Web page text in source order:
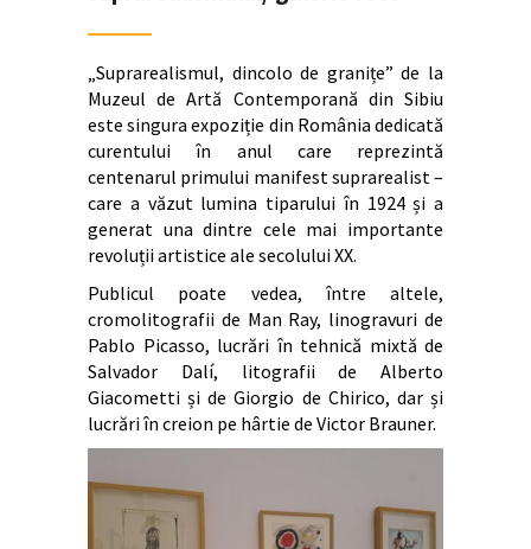
„Suprarealismul, dincolo de granițe” de la
Muzeul de Artă Contemporană din Sibiu
este singura expoziție din România dedicată
curentului în anul care reprezintă
centenarul primului manifest suprarealist –
care a văzut lumina tiparului în 1924 și a
generat una dintre cele mai importante
revoluții artistice ale secolului XX.
Publicul poate vedea, între altele,
cromolitografii de Man Ray, linogravuri de
Pablo Picasso, lucrări în tehnică mixtă de
Salvador Dalí, litografii de Alberto
Giacometti și de Giorgio de Chirico, dar și
lucrări în creion pe hârtie de Victor Brauner.